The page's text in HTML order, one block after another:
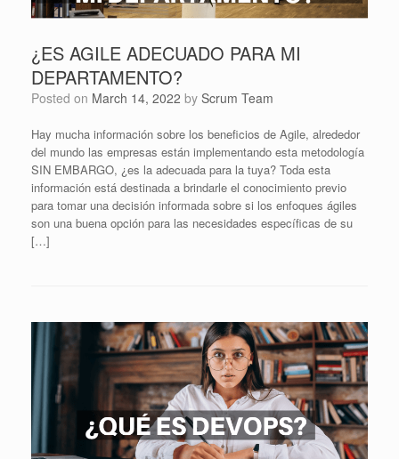
¿ES AGILE ADECUADO PARA MI
DEPARTAMENTO?
Posted on March 14, 2022 by Scrum Team
Hay mucha información sobre los beneficios de Agile, alrededor
del mundo las empresas están implementando esta metodología
SIN EMBARGO, ¿es la adecuada para la tuya? Toda esta
información está destinada a brindarle el conocimiento previo
para tomar una decisión informada sobre si los enfoques ágiles
son una buena opción para las necesidades específicas de su
[…]